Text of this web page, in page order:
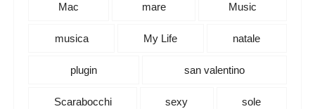
Mac mare Music
musica My Life natale
plugin san valentino
Scarabocchi sexy sole